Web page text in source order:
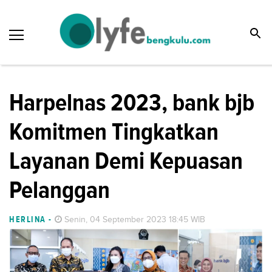
Harpelnas 2023, bank bjb
Komitmen Tingkatkan
Layanan Demi Kepuasan
Pelanggan
HERLINA - Senin, 04 September 2023 18:45 WIB